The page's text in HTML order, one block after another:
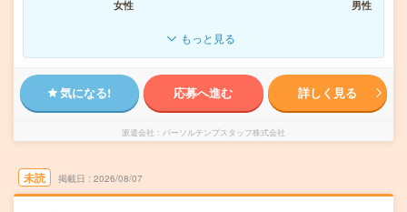
女性
男性
もっと見る
気になる! 応募へ進む 詳しく見る
派遣会社 パーソルテンプスタッフ株式会社
未読 掲載日 2026/08/07